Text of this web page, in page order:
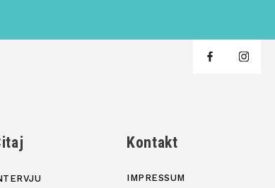
Kontakt
IMPRESSUM